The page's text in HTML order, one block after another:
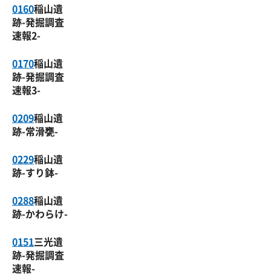
0160稲山遺
跡-発掘調査
速報2-
0170稲山遺
跡-発掘調査
速報3-
0209稲山遺
跡-常滑甕-
0229稲山遺
跡-すり鉢-
0288稲山遺
跡-かわらけ-
0151三光遺
跡-発掘調査
速報-